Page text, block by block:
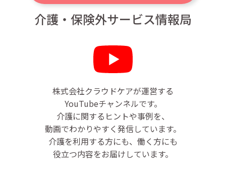
介護・保険外サービス情報局
株式会社クラウドケアが運営する
YouTubeチャンネルです。
介護に関するヒントや事例を、
動画でわかりやすく発信しています。
介護を利用する方にも、働く方にも
役立つ内容をお届けしています。